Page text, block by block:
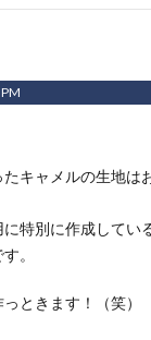
キャメルの生地は
特別に作成してい
。
ときます！（笑）